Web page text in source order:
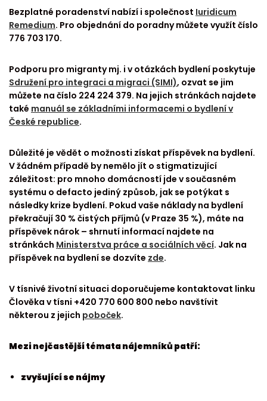
Bezplatné poradenství nabízí i společnost Iuridicum
Remedium. Pro objednání do poradny můžete využít číslo
776 703 170.
Podporu pro migranty mj. i v otázkách bydlení poskytuje
Sdružení pro integraci a migraci (SIMI), ozvat se jim
můžete na číslo 224 224 379. Na jejich stránkách najdete
také manuál se základními informacemi o bydlení v
České republice.
Důležité je vědět o možnosti získat příspěvek na bydlení.
V žádném případě by nemělo jít o stigmatizující
záležitost: pro mnoho domácností jde v současném
systému o defacto jediný způsob, jak se potýkat s
následky krize bydlení. Pokud vaše náklady na bydlení
překračují 30 % čistých příjmů (v Praze 35 %), máte na
příspěvek nárok – shrnutí informací najdete na
stránkách Ministerstva práce a sociálních věcí. Jak na
příspěvek na bydlení se dozvíte zde.
V tísnivé životní situaci doporučujeme kontaktovat linku
Člověka v tísni +420 770 600 800 nebo navštívit
některou z jejich poboček.
Mezi nejčastější témata nájemníků patří:
zvyšující se nájmy